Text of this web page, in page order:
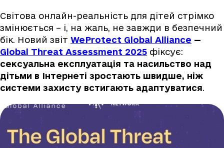
Світова онлайн-реальність для дітей стрімко
змінюється – і, на жаль, не завжди в безпечний
бік. Новий звіт WeProtect Global Alliance —
Global Threat Assessment 2025 фіксує:
сексуальна експлуатація та насильство над
дітьми в Інтернеті зростають швидше, ніж
системи захисту встигають адаптуватися.